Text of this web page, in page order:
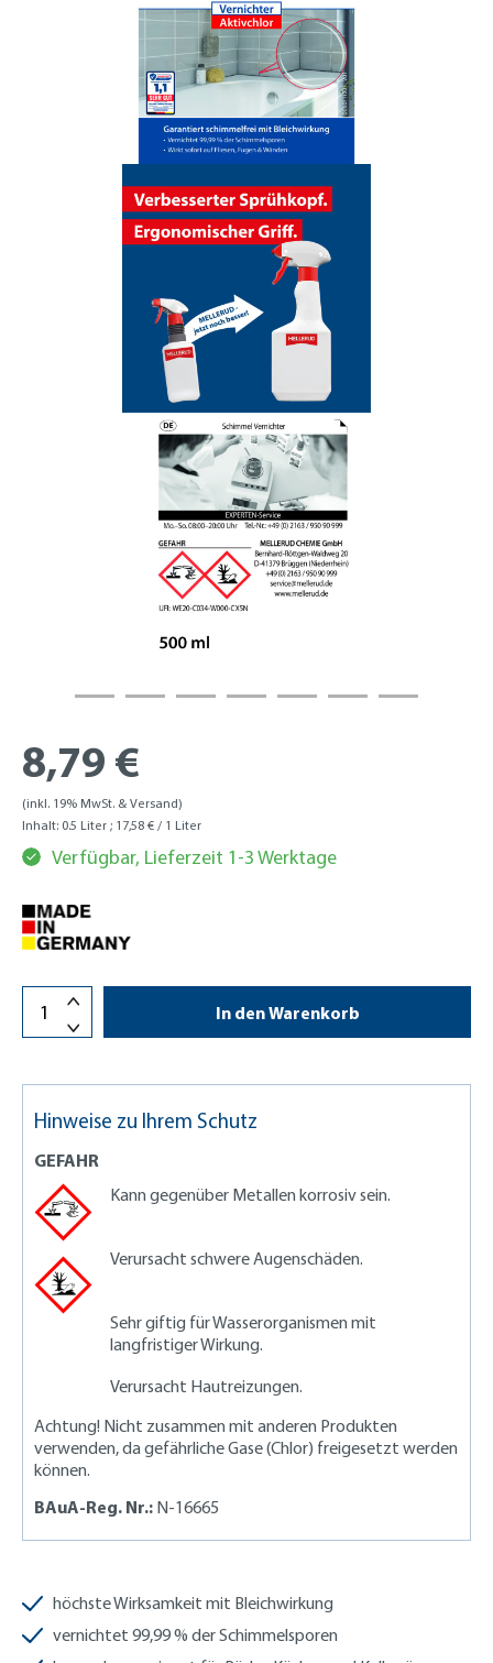
8,79 €
(inkl. 19% MwSt. & Versand)
Inhalt: 0.5 Liter ; 17,58 € / 1 Liter
Verfügbar, Lieferzeit 1-3 Werktage
In den Warenkorb
höchste Wirksamkeit mit Bleichwirkung
vernichtet 99,99 % der Schimmelsporen
Hinweise zu Ihrem Schutz
GEFAHR
Kann gegenüber Metallen korrosiv sein.
Verursacht schwere Augenschäden.
Sehr giftig für Wasserorganismen mit
langfristiger Wirkung.
Verursacht Hautreizungen.
Achtung! Nicht zusammen mit anderen Produkten
verwenden, da gefährliche Gase (Chlor) freigesetzt werden
können.
BAuA-Reg. Nr.: N-16665